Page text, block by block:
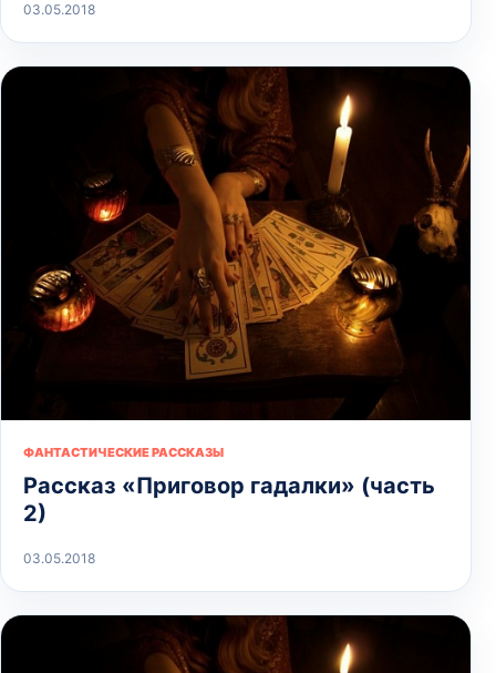
03.05.2018
ФАНТАСТИЧЕСКИЕ РАССКАЗЫ
Рассказ «Приговор гадалки» (часть
2)
03.05.2018